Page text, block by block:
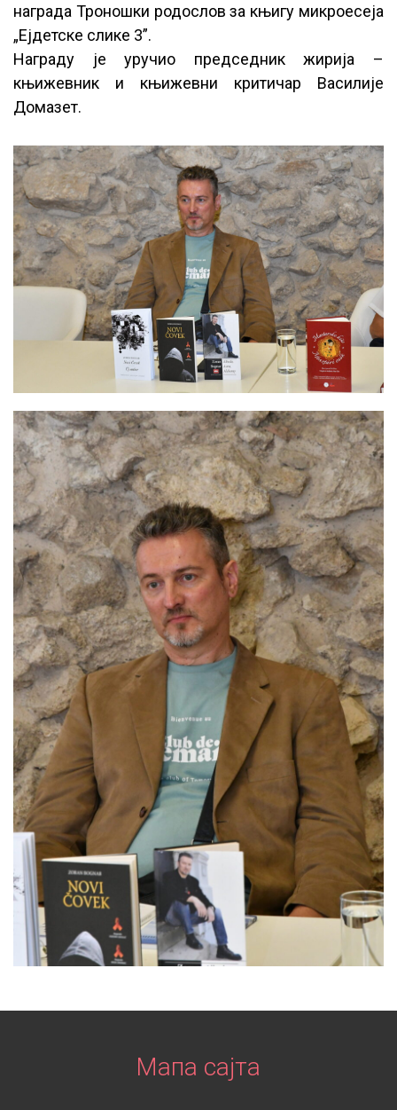
награда Троношки родослов за књигу микроесеја
„Ејдетске слике 3”.
Награду је уручио председник жирија –
књижевник и књижевни критичар Василије
Домазет.
Мапа сајта